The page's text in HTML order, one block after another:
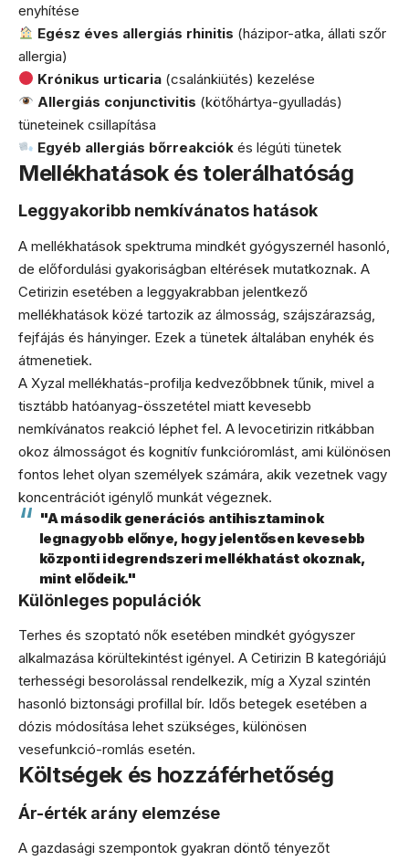
enyhítése
Egész éves allergiás rhinitis (házipor-atka, állati szőr
allergia)
Krónikus urticaria (csalánkiütés) kezelése
Allergiás conjunctivitis (kötőhártya-gyulladás)
tüneteinek csillapítása
Egyéb allergiás bőrreakciók és légúti tünetek
Mellékhatások és tolerálhatóság
Leggyakoribb nemkívánatos hatások
A mellékhatások spektruma mindkét gyógyszernél hasonló,
de előfordulási gyakoriságban eltérések mutatkoznak. A
Cetirizin esetében a leggyakrabban jelentkező
mellékhatások közé tartozik az álmosság, szájszárazság,
fejfájás és hányinger. Ezek a tünetek általában enyhék és
átmenetiek.
A Xyzal mellékhatás-profilja kedvezőbbnek tűnik, mivel a
tisztább hatóanyag-összetétel miatt kevesebb
nemkívánatos reakció léphet fel. A levocetirizin ritkábban
okoz álmosságot és kognitív funkcióromlást, ami különösen
fontos lehet olyan személyek számára, akik vezetnek vagy
koncentrációt igénylő munkát végeznek.
"A második generációs antihisztaminok
legnagyobb előnye, hogy jelentősen kevesebb
központi idegrendszeri mellékhatást okoznak,
mint elődeik."
Különleges populációk
Terhes és szoptató nők esetében mindkét gyógyszer
alkalmazása körültekintést igényel. A Cetirizin B kategóriájú
terhességi besorolással rendelkezik, míg a Xyzal szintén
hasonló biztonsági profillal bír. Idős betegek esetében a
dózis módosítása lehet szükséges, különösen
vesefunkció-romlás esetén.
Költségek és hozzáférhetőség
Ár-érték arány elemzése
A gazdasági szempontok gyakran döntő tényezőt